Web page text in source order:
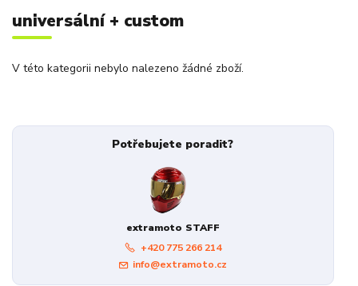
universální + custom
V této kategorii nebylo nalezeno žádné zboží.
Potřebujete poradit?
extramoto STAFF
+420 775 266 214
info@extramoto.cz